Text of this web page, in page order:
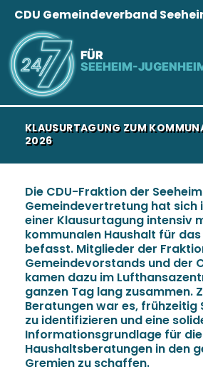
FÜR
SEEHEIM-
CDU Gemeindeverband
KLAUSURTAGUNG ZUM
2026
Die CDU-Fraktion der
Gemeindevertretung hat sich
einer Klausurtagung intensiv
kommunalen Haushalt für
befasst. Mitglieder der
Gemeindevorstands und der
kamen dazu im
ganzen Tag lang zusammen.
Beratungen war es, frühzeitig
zu identifizieren und eine
Informationsgrundlage für
Haushaltsberatungen in den
Gremien zu schaffen.